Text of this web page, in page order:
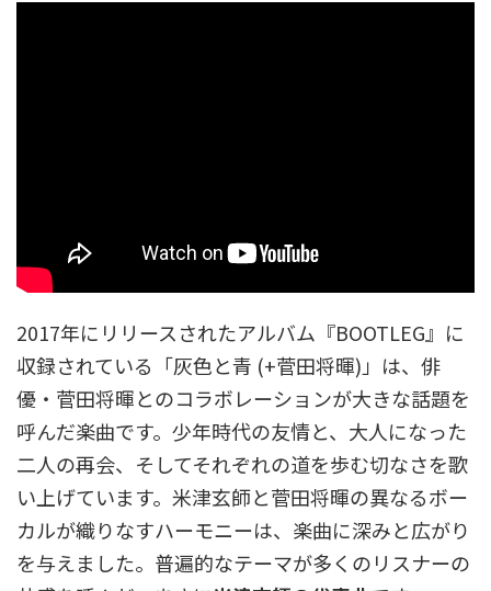
2017年にリリースされたアルバム『BOOTLEG』に
収録されている「灰色と青 (+菅田将暉)」は、俳
優・菅田将暉とのコラボレーションが大きな話題を
呼んだ楽曲です。少年時代の友情と、大人になった
二人の再会、そしてそれぞれの道を歩む切なさを歌
い上げています。米津玄師と菅田将暉の異なるボー
カルが織りなすハーモニーは、楽曲に深みと広がり
を与えました。普遍的なテーマが多くのリスナーの